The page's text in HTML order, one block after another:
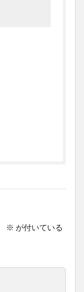
※ が付いている